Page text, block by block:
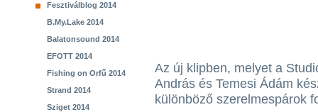
Fesztiválblog 2014
B.My.Lake 2014
Balatonsound 2014
EFOTT 2014
Fishing on Orfű 2014
Strand 2014
Sziget 2014
Az új klipben, melyet a
András és Temesi Ádám
különböző szerelmespárok